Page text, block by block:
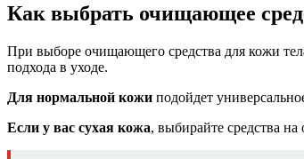
Как выбрать очищающее
При выборе очищающего средства для кожи
подхода в уходе.
Для нормальной кожи подойдет
Если у вас сухая кожа, выбирайте средства